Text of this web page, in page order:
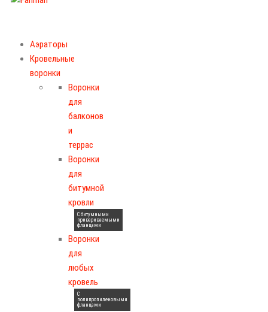
Аэраторы
Кровельные
воронки
Воронки
для
балконов
и
террас
Воронки
для
битумной
кровли
С битумными
привариваемыми
фланцами
Воронки
для
любых
кровель
С
полипропиленовыми
фланцами